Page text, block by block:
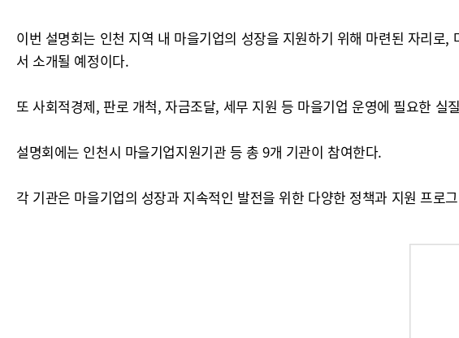
이번 설명회는 인천 지역 내 마을기업의 성장을 지원하기 위해 마련된 자리
서 소개될 예정이다.
또 사회적경제, 판로 개척, 자금조달, 세무 지원 등 마을기업 운영에 필요한 실
설명회에는 인천시 마을기업지원기관 등 총 9개 기관이 참여한다.
각 기관은 마을기업의 성장과 지속적인 발전을 위한 다양한 정책과 지원 프로